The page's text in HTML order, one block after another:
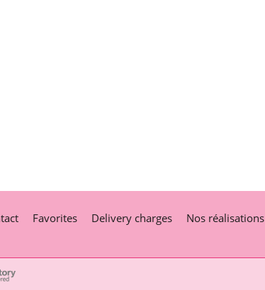
Favorites Delivery charges Nos réalisations
store